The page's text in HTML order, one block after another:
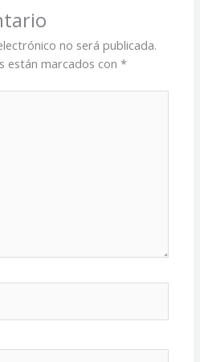
no será publicada.
están marcados con*